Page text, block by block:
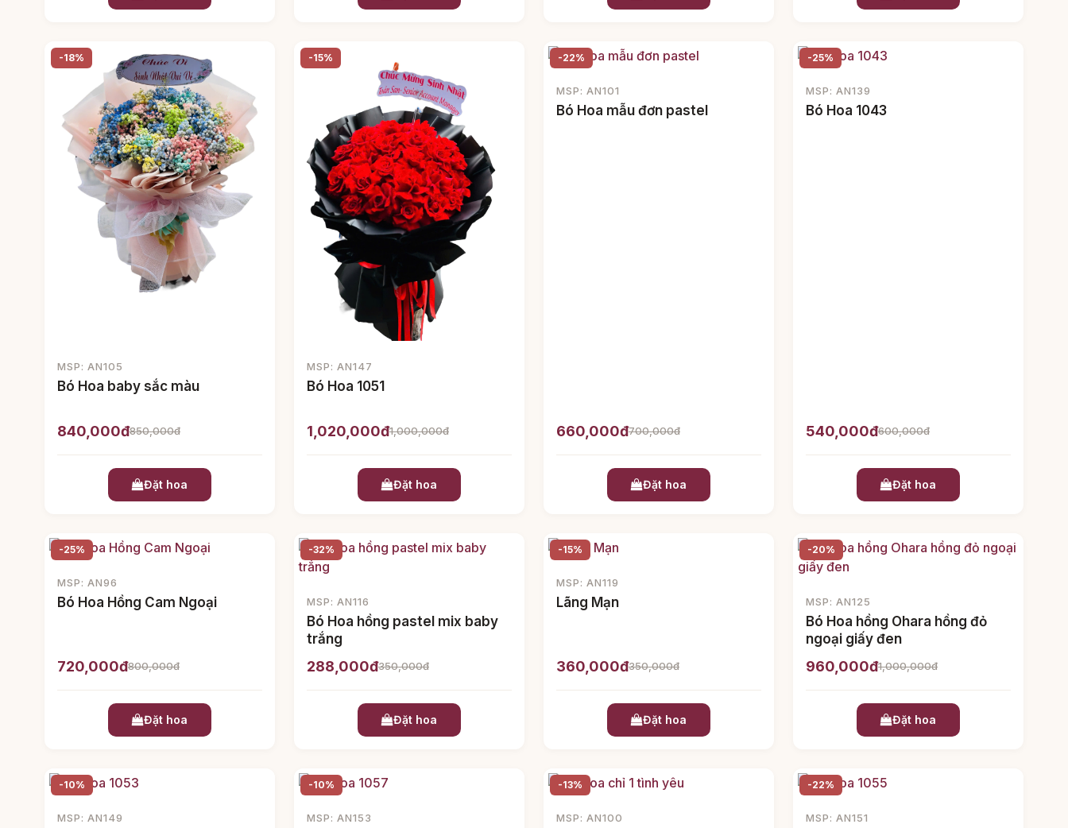
-18%
MSP: AN105
Bó Hoa baby sắc màu
840,000đ850,000đ
Đặt hoa
-15%
MSP: AN147
Bó Hoa 1051
1,020,000đ1,000,000đ
Đặt hoa
-22%
MSP: AN101
Bó Hoa mẫu đơn pastel
660,000đ700,000đ
Đặt hoa
-25%
MSP: AN139
Bó Hoa 1043
540,000đ600,000đ
Đặt hoa
-25%
MSP: AN96
Bó Hoa Hồng Cam Ngoại
720,000đ800,000đ
Đặt hoa
-32%
MSP: AN116
Bó Hoa hồng pastel mix baby
trắng
288,000đ350,000đ
Đặt hoa
-15%
MSP: AN119
Lãng Mạn
360,000đ350,000đ
Đặt hoa
-20%
MSP: AN125
Bó Hoa hồng Ohara hồng đỏ
ngoại giấy đen
960,000đ1,000,000đ
Đặt hoa
-10%
MSP: AN149
-10%
MSP: AN153
-13%
MSP: AN100
-22%
MSP: AN151